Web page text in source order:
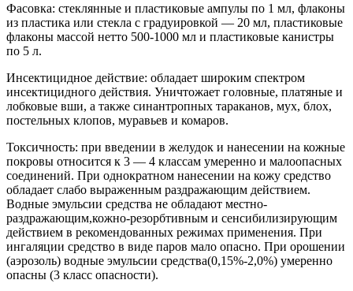
Фасовка: стеклянные и пластиковые ампулы по 1 мл, флаконы
из пластика или стекла с градуировкой — 20 мл, пластиковые
флаконы массой нетто 500-1000 мл и пластиковые канистры
по 5 л.
Инсектицидное действие: обладает широким спектром
инсектицидного действия. Уничтожает головные, платяные и
лобковые вши, а также синантропных тараканов, мух, блох,
постельных клопов, муравьев и комаров.
Токсичность: при введении в желудок и нанесении на кожные
покровы относится к 3 — 4 классам умеренно и малоопасных
соединений. При однократном нанесении на кожу средство
обладает слабо выраженным раздражающим действием.
Водные эмульсии средства не обладают местно-
раздражающим,кожно-резорбтивным и сенсибилизирующим
действием в рекомендованных режимах применения. При
ингаляции средство в виде паров мало опасно. При орошении
(аэрозоль) водные эмульсии средства(0,15%-2,0%) умеренно
опасны (3 класс опасности).